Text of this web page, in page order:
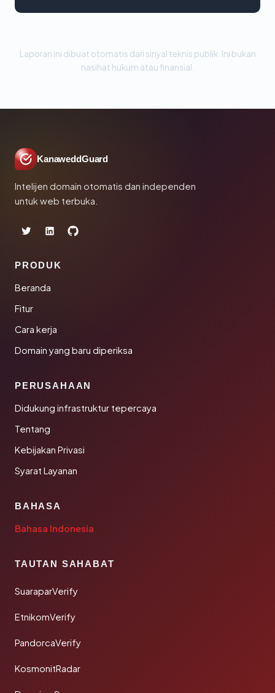
Laporan ini dibuat otomatis dari sinyal teknis publik. Ini bukan
nasihat hukum atau finansial.
KanaweddGuard
Intelijen domain otomatis dan independen
untuk web terbuka.
PRODUK
Beranda
Fitur
Cara kerja
Domain yang baru diperiksa
PERUSAHAAN
Didukung infrastruktur tepercaya
Tentang
Kebijakan Privasi
Syarat Layanan
BAHASA
Bahasa Indonesia
TAUTAN SAHABAT
SuaraparVerify
EtnikomVerify
PandorcaVerify
KosmonitRadar